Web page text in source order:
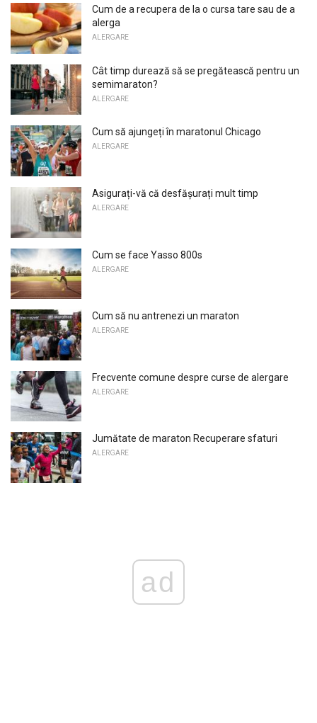
Cum de a recupera de la o cursa tare sau de a
alerga
ALERGARE
Cât timp durează să se pregătească pentru un
semimaraton?
ALERGARE
Cum să ajungeți în maratonul Chicago
ALERGARE
Asigurați-vă că desfășurați mult timp
ALERGARE
Cum se face Yasso 800s
ALERGARE
Cum să nu antrenezi un maraton
ALERGARE
Frecvente comune despre curse de alergare
ALERGARE
Jumătate de maraton Recuperare sfaturi
ALERGARE
ad